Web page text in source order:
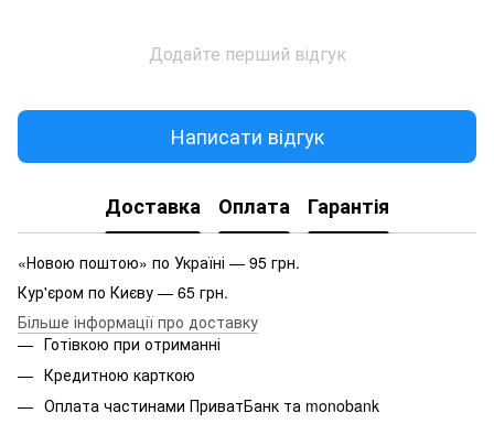
Додайте перший відгук
Написати відгук
Доставка Оплата Гарантія
«Новою поштою» по Україні — 95 грн.
Кур'єром по Києву — 65 грн.
Більше інформації про доставку
Готівкою при отриманні
Кредитною карткою
Оплата частинами ПриватБанк та monobank